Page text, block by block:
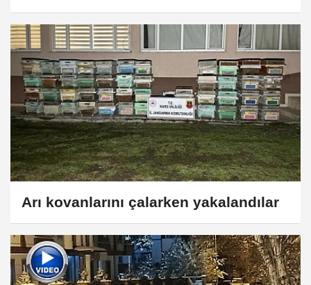
Arı kovanlarını çalarken yakalandılar